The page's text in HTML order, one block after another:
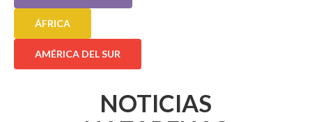
ÁFRICA
AMÉRICA DEL SUR
NOTICIAS